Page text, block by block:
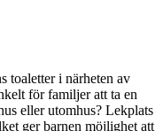
toaletter i närheten av
för familjer att ta en
eller utomhus? Lekplats
ger barnen möjlighet att